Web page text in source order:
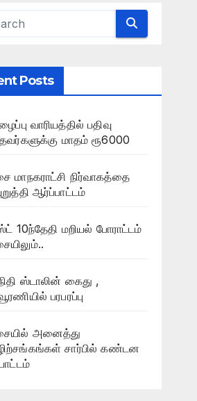
Posts
வாரியத்தில் பதிவு
மாதம் ரூ6000
மாநகராட்சி நிர்வாகத்தை
ஆர்ப்பாட்டம்
10ந்தேதி மறியல் போராட்டம்
ஸ்டாலின் கைது ,
பரபரப்பு
அனைத்து
சார்பில் கண்டன